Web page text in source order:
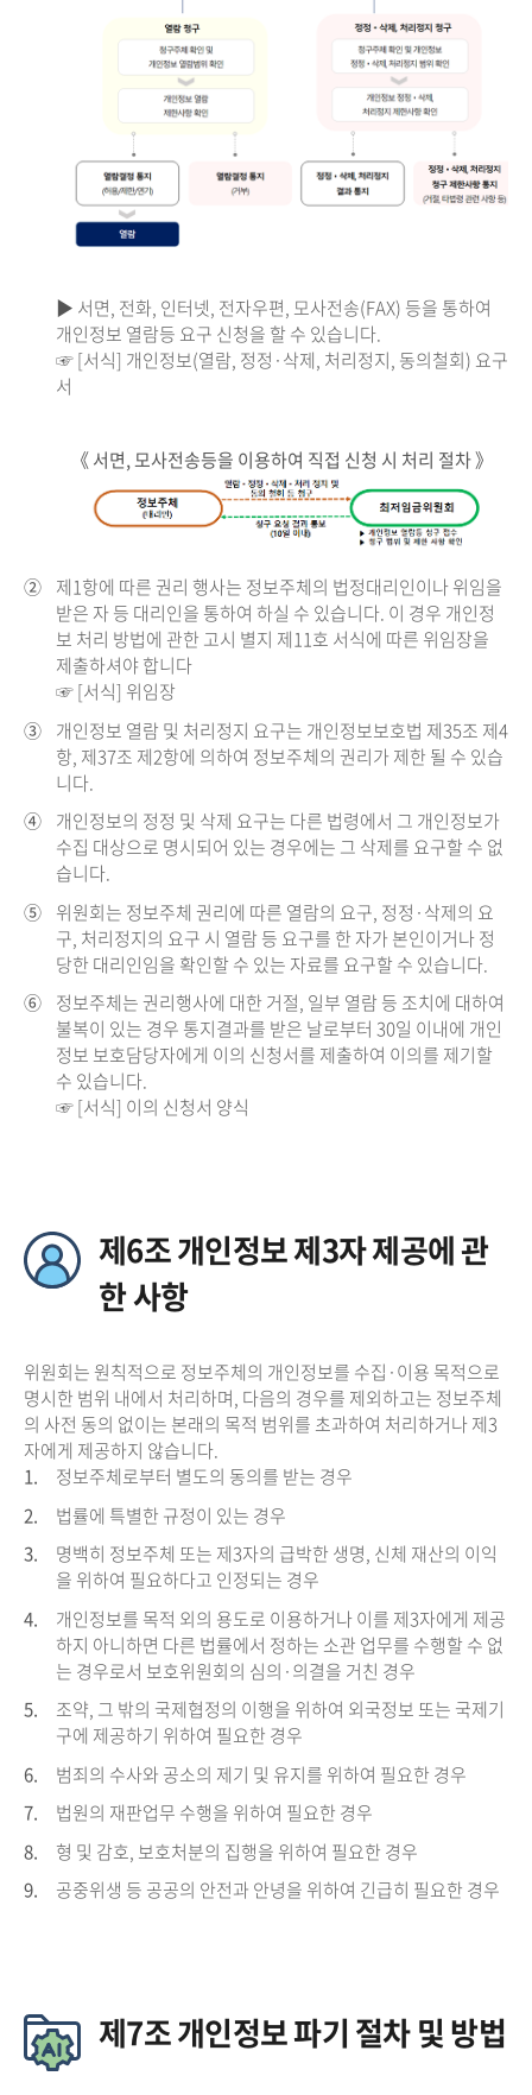
▶ 서면, 전화, 인터넷, 전자우편, 모사전송(FAX) 등을 통하여
개인정보 열람등 요구 신청을 할 수 있습니다.
☞ [서식] 개인정보(열람, 정정·삭제, 처리정지, 동의철회) 요구
서
《 서면, 모사전송등을 이용하여 직접 신청 시 처리 절차 》
② 제1항에 따른 권리 행사는 정보주체의 법정대리인이나 위임을
받은 자 등 대리인을 통하여 하실 수 있습니다. 이 경우 개인정
보 처리 방법에 관한 고시 별지 제11호 서식에 따른 위임장을
제출하셔야 합니다
☞ [서식] 위임장
③ 개인정보 열람 및 처리정지 요구는 개인정보보호법 제35조 제4
항, 제37조 제2항에 의하여 정보주체의 권리가 제한 될 수 있습
니다.
④ 개인정보의 정정 및 삭제 요구는 다른 법령에서 그 개인정보가
수집 대상으로 명시되어 있는 경우에는 그 삭제를 요구할 수 없
습니다.
⑤ 위원회는 정보주체 권리에 따른 열람의 요구, 정정·삭제의 요
구, 처리정지의 요구 시 열람 등 요구를 한 자가 본인이거나 정
당한 대리인임을 확인할 수 있는 자료를 요구할 수 있습니다.
⑥ 정보주체는 권리행사에 대한 거절, 일부 열람 등 조치에 대하여
불복이 있는 경우 통지결과를 받은 날로부터 30일 이내에 개인
정보 보호담당자에게 이의 신청서를 제출하여 이의를 제기할
수 있습니다.
☞ [서식] 이의 신청서 양식
제6조 개인정보 제3자 제공에 관
한 사항
위원회는 원칙적으로 정보주체의 개인정보를 수집·이용 목적으로
명시한 범위 내에서 처리하며, 다음의 경우를 제외하고는 정보주체
의 사전 동의 없이는 본래의 목적 범위를 초과하여 처리하거나 제3
자에게 제공하지 않습니다.
1.
정보주체로부터 별도의 동의를 받는 경우
2.
법률에 특별한 규정이 있는 경우
3.
명백히 정보주체 또는 제3자의 급박한 생명, 신체 재산의 이익
을 위하여 필요하다고 인정되는 경우
4.
개인정보를 목적 외의 용도로 이용하거나 이를 제3자에게 제공
하지 아니하면 다른 법률에서 정하는 소관 업무를 수행할 수 없
는 경우로서 보호위원회의 심의·의결을 거친 경우
5.
조약, 그 밖의 국제협정의 이행을 위하여 외국정보 또는 국제기
구에 제공하기 위하여 필요한 경우
6.
범죄의 수사와 공소의 제기 및 유지를 위하여 필요한 경우
7.
법원의 재판업무 수행을 위하여 필요한 경우
8.
형 및 감호, 보호처분의 집행을 위하여 필요한 경우
9.
공중위생 등 공공의 안전과 안녕을 위하여 긴급히 필요한 경우
제7조 개인정보 파기 절차 및 방법